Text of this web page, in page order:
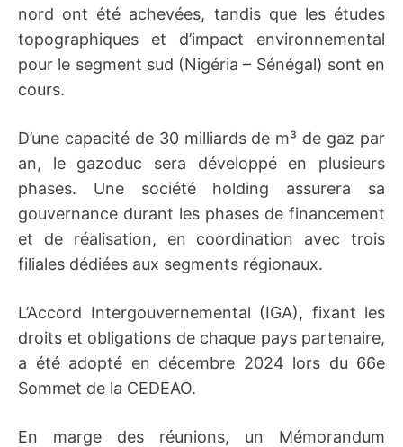
nord ont été achevées, tandis que les études
topographiques et d’impact environnemental
pour le segment sud (Nigéria – Sénégal) sont en
cours.
D’une capacité de 30 milliards de m³ de gaz par
an, le gazoduc sera développé en plusieurs
phases. Une société holding assurera sa
gouvernance durant les phases de financement
et de réalisation, en coordination avec trois
filiales dédiées aux segments régionaux.
L’Accord Intergouvernemental (IGA), fixant les
droits et obligations de chaque pays partenaire,
a été adopté en décembre 2024 lors du 66e
Sommet de la CEDEAO.
En marge des réunions, un Mémorandum